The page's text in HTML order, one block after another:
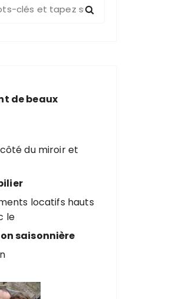
de beaux
du miroir et
locatifs hauts
le
saisonnière